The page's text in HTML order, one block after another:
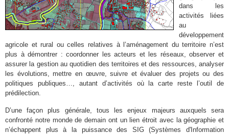
dans les
activités liées
au
développement
agricole et rural ou celles relatives à l’aménagement du territoire n’est
plus à démontrer : coordonner les acteurs et les réseaux, observer et
assurer la gestion au quotidien des territoires et des ressources, analyser
les évolutions, mettre en œuvre, suivre et évaluer des projets ou des
politiques publiques…, autant d’activités où la carte reste l’outil de
prédilection.
D’une façon plus générale, tous les enjeux majeurs auxquels sera
confronté notre monde de demain ont un lien étroit avec la géographie et
n’échappent plus à la puissance des SIG (Systèmes d'Information